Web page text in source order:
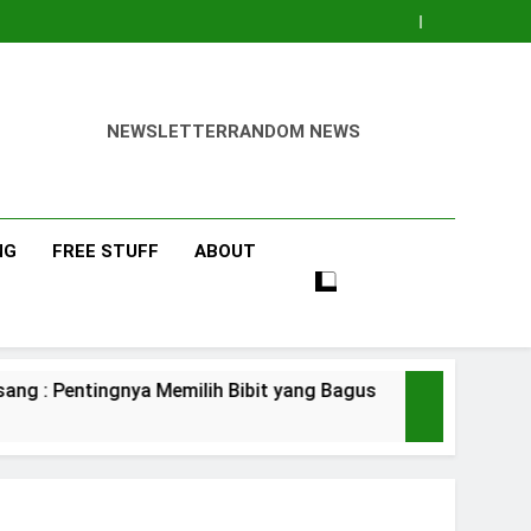
NEWSLETTERRANDOM NEWS
FREE STUFF ABOUT
Memilih Bibit yang Bagus